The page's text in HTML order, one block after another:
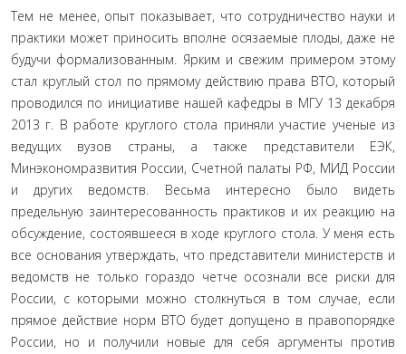
Тем не менее, опыт показывает, что сотрудничество на­уки и
практики может приносить вполне осязаемые плоды, даже не
будучи формализованным. Ярким и свежим приме­ром этому
стал круглый стол по прямому действию права ВТО, который
проводился по инициативе нашей кафедры в МГУ 13 декабря
2013 г. В работе круглого стола приняли уча­стие ученые из
ведущих вузов страны, а также представители ЕЭК,
Минэкономразвития России, Счетной палаты РФ, МИД России
и других ведомств. Весьма интересно было видеть
предельную заинтересованность практиков и их реакцию на
обсуждение, состоявшееся в ходе круглого стола. У меня есть
все основания утверждать, что представители министерств и
ведомств не только гораздо четче осознали все риски для
Рос­сии, с которыми можно столкнуться в том случае, если
прямое действие норм ВТО будет допущено в правопорядке
России, но и получили новые для себя аргументы против